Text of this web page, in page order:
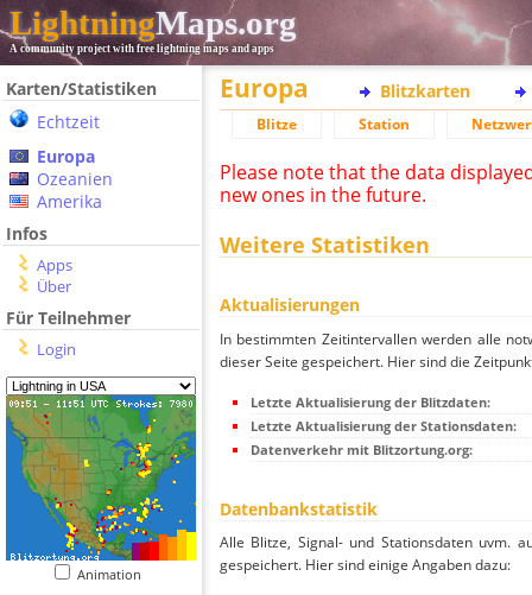
LightningMaps.org
A community project with free lightning maps and apps
Karten/Statistiken
Echtzeit
Europa
Ozeanien
Amerika
Infos
Apps
Über
Für Teilnehmer
Login
Animation
Europa Blitzkarten
Blitze Station
Please note that the data
new ones in the future.
Weitere Statistiken
Aktualisierungen
In bestimmten Zeitintervallen werden alle
dieser Seite gespeichert. Hier sind die
Letzte Aktualisierung der Blitzdaten:
Letzte Aktualisierung der Stationsdaten:
Datenverkehr mit Blitzortung.org:
Datenbankstatistik
Alle Blitze, Signal- und Stationsdaten uvm.
gespeichert. Hier sind einige Angaben dazu: